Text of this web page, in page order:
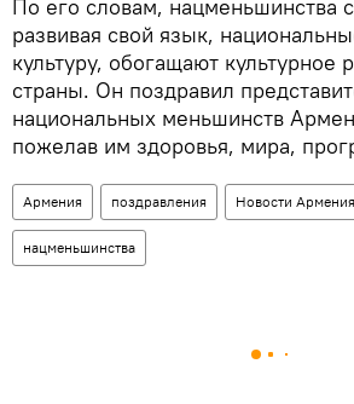
По его словам, нацменьшинства
развивая свой язык,
культуру, обогащают культурное
страны. Он поздравил
национальных меньшинств
пожелав им здоровья, мира,
Армения поздравления Новости Армения
нацменьшинства